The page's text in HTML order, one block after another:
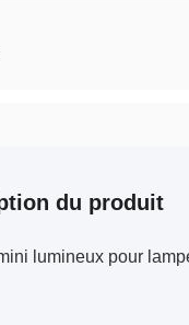
du produit
lumineux pour